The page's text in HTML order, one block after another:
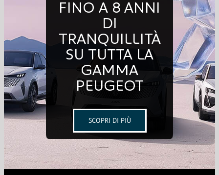
FINO A 8 ANNI
DI
TRANQUILLITÀ
SU TUTTA LA
GAMMA
PEUGEOT
SCOPRI DI PIÙ